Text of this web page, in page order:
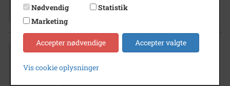
Vridsløselille Skole. Lærerværelse. (u.å.)
Nødvendig
Statistik
Marketing
Accepter nødvendige Accepter valgte
Vis cookie oplysninger